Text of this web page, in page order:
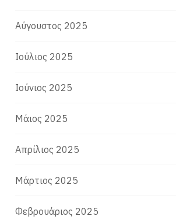
Αύγουστος 2025
Ιούλιος 2025
Ιούνιος 2025
Μάιος 2025
Απρίλιος 2025
Μάρτιος 2025
Φεβρουάριος 2025